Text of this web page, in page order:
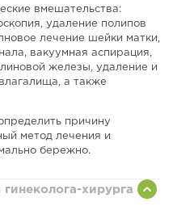
вмешательства:
удаление полипов
лечение шейки матки,
вакуумная аспирация,
железы, удаление и
а также
причину
метод лечения и
бережно.
хирурга